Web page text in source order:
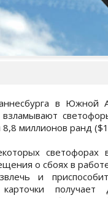
в Южной
8,8 миллионов ранд
светофорах
о сбоях в
и
карточки